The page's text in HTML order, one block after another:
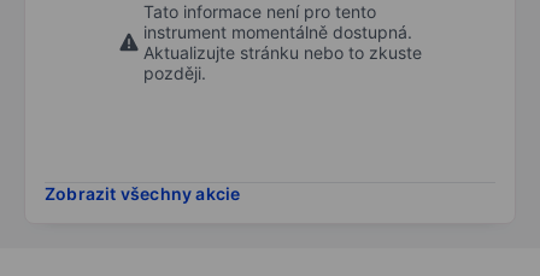
Tato informace není pro tento
instrument momentálně dostupná.
Aktualizujte stránku nebo to zkuste
později.
Zobrazit všechny akcie